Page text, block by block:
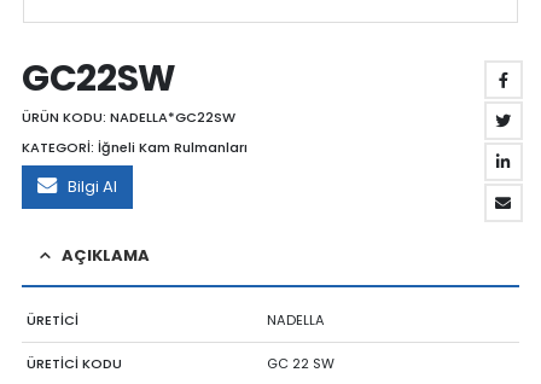
GC22SW
ÜRÜN KODU: NADELLA*GC22SW
KATEGORİ: İğneli Kam Rulmanları
Bilgi Al
AÇIKLAMA
ÜRETİCİ NADELLA
ÜRETİCİ KODU GC 22 SW